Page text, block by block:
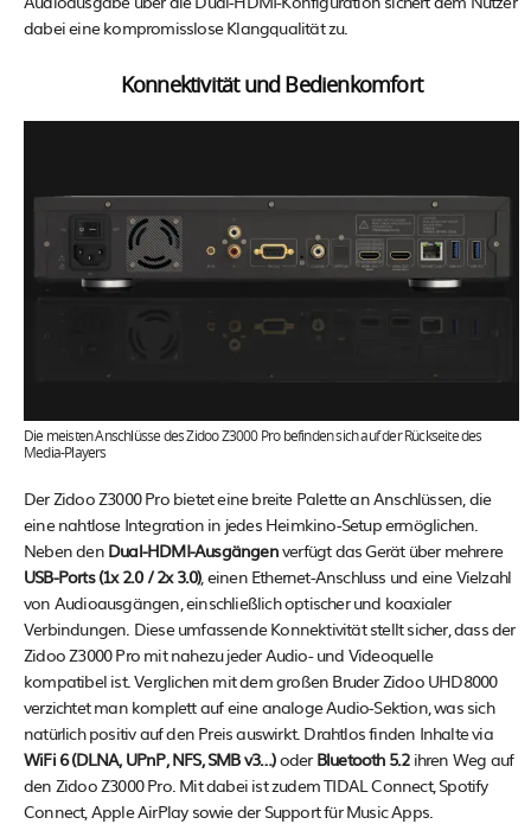
dabei eine kompromisslose Klangqualität zu.
Konnektivität und Bedienkomfort
Die meisten Anschlüsse des Zidoo Z3000 Pro befinden sich auf der Rückseite des
Media-Players
Der Zidoo Z3000 Pro bietet eine breite Palette an Anschlüssen, die
eine nahtlose Integration in jedes Heimkino-Setup ermöglichen.
Neben denDual-HDMI-Ausgängenverfügt das Gerät über mehrere
USB-Ports (1x 2.0 / 2x 3.0), einen Ethernet-Anschluss und eine Vielzahl
von Audioausgängen, einschließlich optischer und koaxialer
Verbindungen. Diese umfassende Konnektivität stellt sicher, dass der
Zidoo Z3000 Pro mit nahezu jeder Audio- und Videoquelle
kompatibel ist. Verglichen mit dem großen Bruder Zidoo UHD8000
verzichtet man komplett auf eine analoge Audio-Sektion, was sich
natürlich positiv auf den Preis auswirkt. Drahtlos finden Inhalte via
WiFi 6 (DLNA, UPnP, NFS, SMB v3…)oder Bluetooth 5.2ihren Weg auf
den Zidoo Z3000 Pro. Mit dabei ist zudem TIDAL Connect, Spotify
Connect, Apple AirPlay sowie der Support für Music Apps.